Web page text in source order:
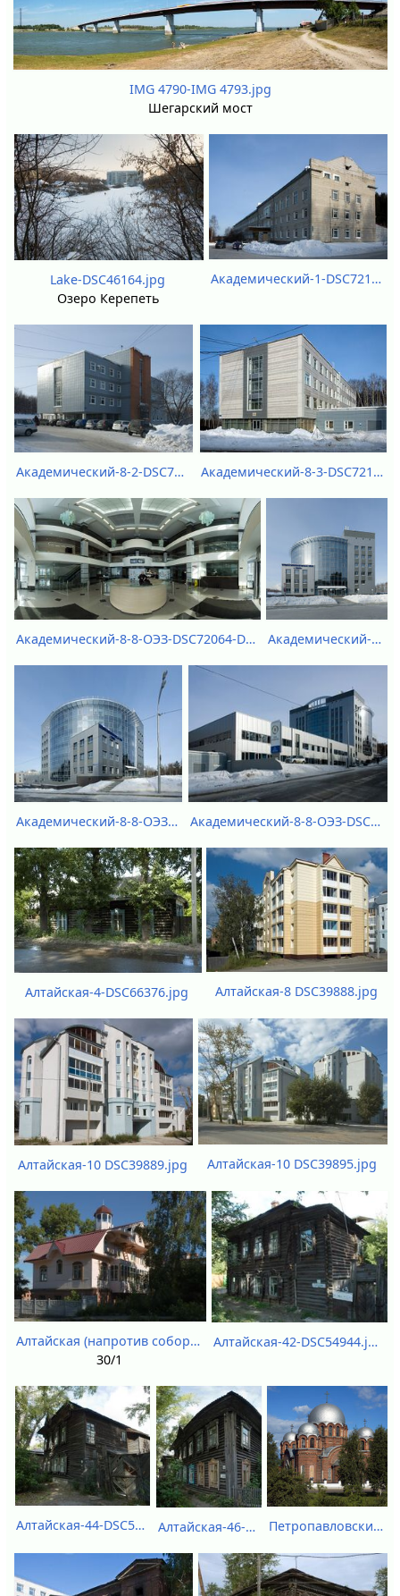
IMG 4790-IMG 4793.jpg
Шегарский мост
Lake-DSC46164.jpg
Озеро Керепеть
Академический-1-DSC72132.jpg
Академический-8-2-DSC72118.jpg Академический-8-3-DSC72113.jpg
Академический-8-8-ОЭЗ-DSC72064-DSC72088.jpg Академический-8-8-ОЭЗ-DSC72089-DSC72092.jpg
Академический-8-8-ОЭЗ-DSC72100-DSC72103.jpg Академический-8-8-ОЭЗ-DSC72115.jpg
Алтайская-4-DSC66376.jpg Алтайская-8 DSC39888.jpg
Алтайская-10 DSC39889.jpg Алтайская-10 DSC39895.jpg
Алтайская (напротив собора) - DSC52970.jpg
30/1
Алтайская-42-DSC54944.jpg
Алтайская-44-DSC54945-DSC54946.jpg Алтайская-46-DSC54939-DSC54941.jpg Петропавловский собор - DSC52981.jpg